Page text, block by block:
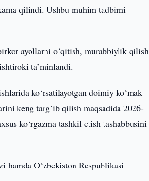
qilindi. Ushbu muhim tadbirni
ayollarni o‘qitish, murabbiylik qilish
ta’minlandi.
ko‘rsatilayotgan doimiy ko‘mak
keng targ‘ib qilish maqsadida 2026-
ko‘rgazma tashkil etish tashabbusini
O‘zbekiston Respublikasi